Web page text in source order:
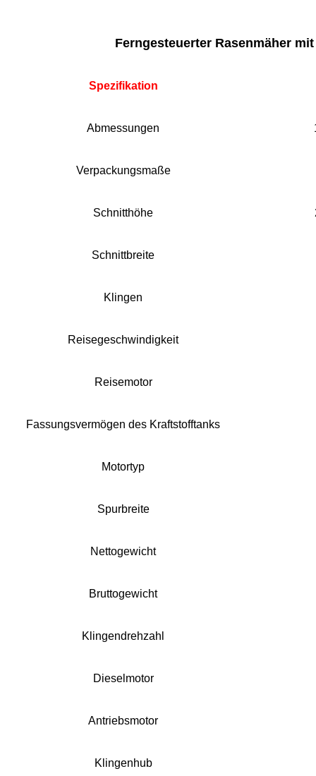
Ferngesteuerter Rasenmäher
Spezifikation
Abmessungen
Verpackungsmaße
Schnitthöhe
Schnittbreite
Klingen
Reisegeschwindigkeit
Reisemotor
Fassungsvermögen des Kraftstofftanks
Motortyp
Spurbreite
Nettogewicht
Bruttogewicht
Klingendrehzahl
Dieselmotor
Antriebsmotor
Klingenhub